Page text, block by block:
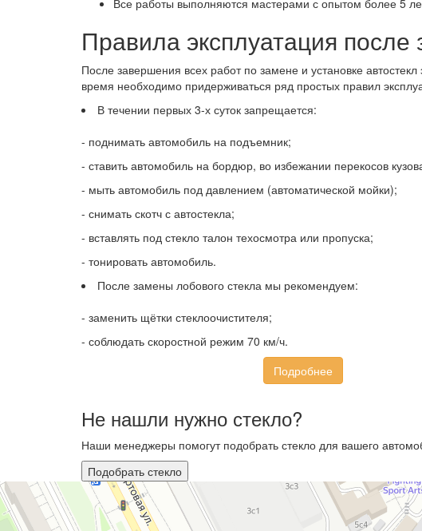
Все работы выполняются мастерами с опытом более 5
Правила эксплуатация
После завершения всех работ по замене и установке
время необходимо придерживаться ряд простых правил
В течении первых 3-х суток запрещается:
- поднимать автомобиль на подъемник;
- ставить автомобиль на бордюр, во избежании перекосов
- мыть автомобиль под давлением (автоматической мойки);
- снимать скотч с автостекла;
- вставлять под стекло талон техосмотра или пропуска;
- тонировать автомобиль.
После замены лобового стекла мы рекомендуем:
- заменить щётки стеклоочистителя;
- соблюдать скоростной режим 70 км/ч.
Подробнее
Не нашли нужно стекло?
Наши менеджеры помогут подобрать стекло для вашего
Подобрать стекло